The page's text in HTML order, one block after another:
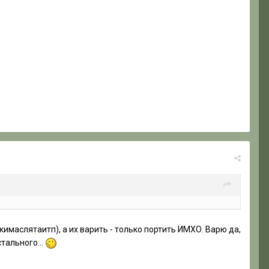
а их варить - только портить ИМХО. Варю да,